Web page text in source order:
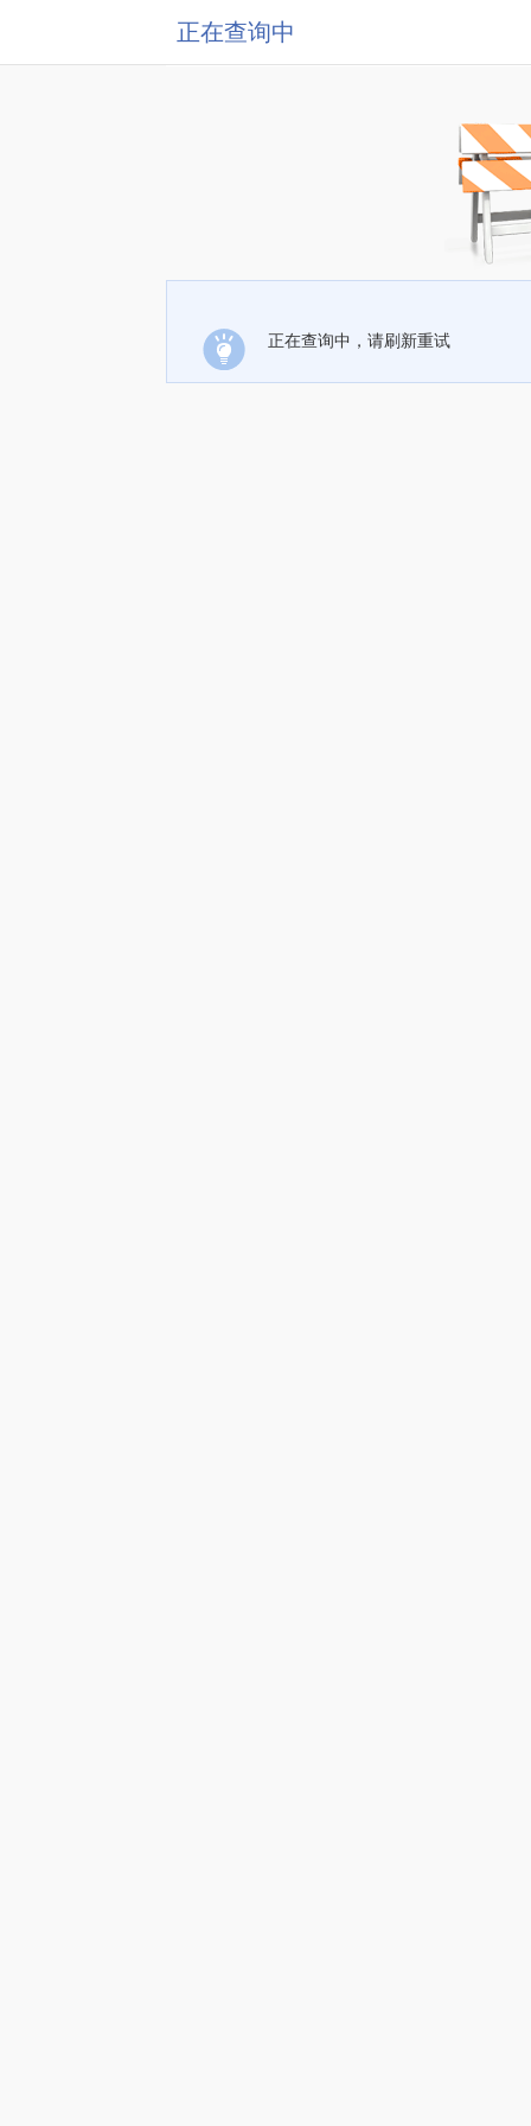
正在查询中
正在查询中，请刷新重试